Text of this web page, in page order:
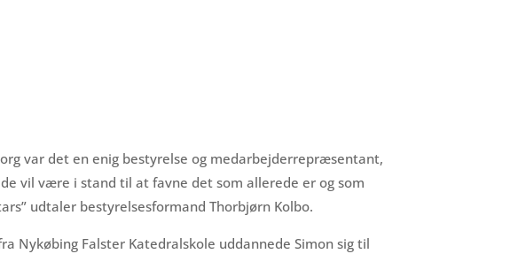
var det en enig bestyrelse og medarbejderrepræsentant,
vil være i stand til at favne det som allerede er og som
udtaler bestyrelsesformand Thorbjørn Kolbo.
Nykøbing Falster Katedralskole uddannede Simon sig til